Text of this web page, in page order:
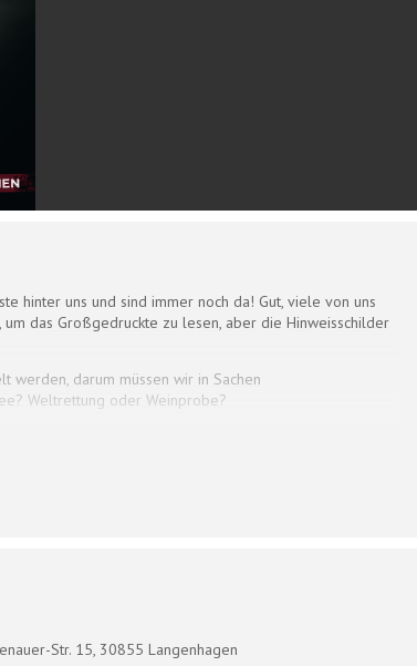
hinter uns und sind immer noch da! Gut, viele von uns
das Großgedruckte zu lesen, aber die Hinweisschilder
werden, darum müssen wir in Sachen
Weltrettung oder Weinprobe?
doch: Ab jetzt sind wir Goldstandard!
Str. 15, 30855 Langenhagen